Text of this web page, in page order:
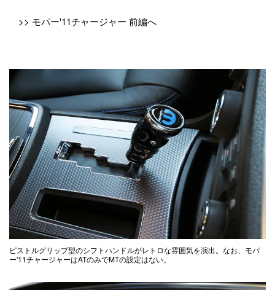
>> モパー'11チャージャー 前編へ
ピストルグリップ型のシフトハンドルがレトロな雰囲気を演出。なお、モパ
ー'11チャージャーはATのみでMTの設定はない。